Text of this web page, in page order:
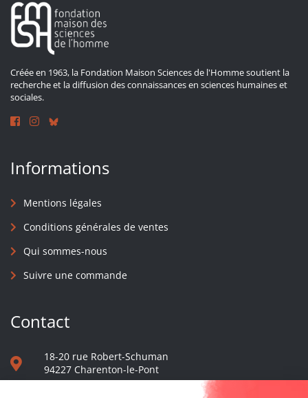
Créée en 1963, la Fondation Maison Sciences de l'Homme soutient la
recherche et la diffusion des connaissances en sciences humaines et
sociales.
Informations
Mentions légales
Conditions générales de ventes
Qui sommes-nous
Suivre une commande
Contact
18-20 rue Robert-Schuman
94227 Charenton-le-Pont